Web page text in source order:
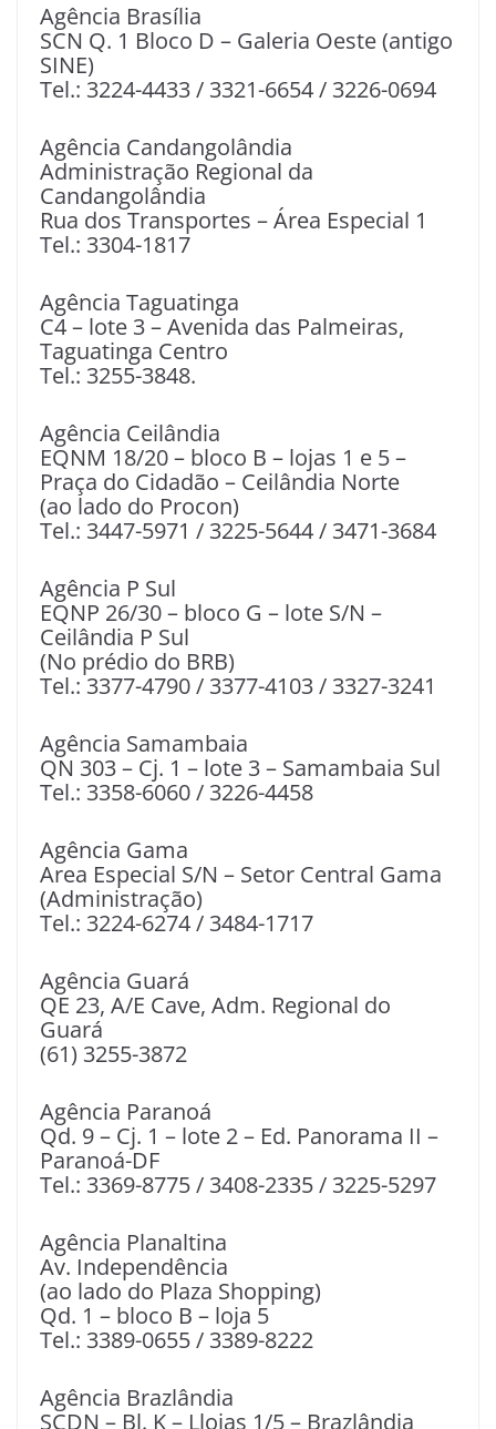
Agência Brasília
SCN Q. 1 Bloco D – Galeria Oeste (antigo
SINE)
Tel.: 3224-4433 / 3321-6654 / 3226-0694
Agência Candangolândia
Administração Regional da
Candangolândia
Rua dos Transportes – Área Especial 1
Tel.: 3304-1817
Agência Taguatinga
C4 – lote 3 – Avenida das Palmeiras,
Taguatinga Centro
Tel.: 3255-3848.
Agência Ceilândia
EQNM 18/20 – bloco B – lojas 1 e 5 –
Praça do Cidadão – Ceilândia Norte
(ao lado do Procon)
Tel.: 3447-5971 / 3225-5644 / 3471-3684
Agência P Sul
EQNP 26/30 – bloco G – lote S/N –
Ceilândia P Sul
(No prédio do BRB)
Tel.: 3377-4790 / 3377-4103 / 3327-3241
Agência Samambaia
QN 303 – Cj. 1 – lote 3 – Samambaia Sul
Tel.: 3358-6060 / 3226-4458
Agência Gama
Area Especial S/N – Setor Central Gama
(Administração)
Tel.: 3224-6274 / 3484-1717
Agência Guará
QE 23, A/E Cave, Adm. Regional do
Guará
(61) 3255-3872
Agência Paranoá
Qd. 9 – Cj. 1 – lote 2 – Ed. Panorama II –
Paranoá-DF
Tel.: 3369-8775 / 3408-2335 / 3225-5297
Agência Planaltina
Av. Independência
(ao lado do Plaza Shopping)
Qd. 1 – bloco B – loja 5
Tel.: 3389-0655 / 3389-8222
Agência Brazlândia
SCDN – Bl. K – Llojas 1/5 – Brazlândia